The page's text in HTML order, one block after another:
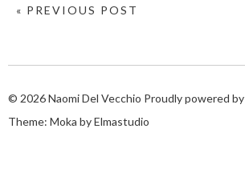
« PREVIOUS POST
© 2026Naomi Del Vecchio Proudly powered by
Theme: Moka byElmastudio